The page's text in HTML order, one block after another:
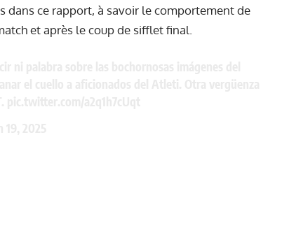
dans ce rapport, à savoir le comportement de
et après le coup de sifflet final.